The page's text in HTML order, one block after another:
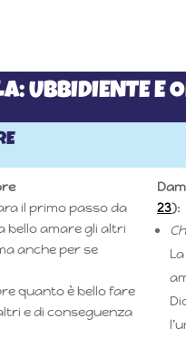
UBBIDIENTE E
il primo passo da
bello amare gli altri
anche per se
quanto è bello fare
e di conseguenza
23):